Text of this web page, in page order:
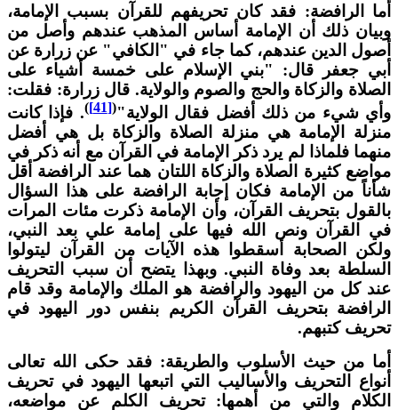
الرافضة: فقد كان تحريفهم للقرآن بسبب الإمامة،
ذلك أن الإمامة أساس المذهب عندهم وأصل من
الدين عندهم، كما جاء في "الكافي" عن زرارة عن
جعفر قال: "بني الإسلام على خمسة أشياء على
والزكاة والحج والصوم والولاية. قال زرارة: فقلت:
شيء من ذلك أفضل فقال الولاية"(
[41]
). فإذا كانت
الإمامة هي منزلة الصلاة والزكاة بل هي أفضل
فلماذا لم يرد ذكر الإمامة في القرآن مع أنه ذكر في
كثيرة الصلاة والزكاة اللتان هما عند الرافضة أقل
من الإمامة فكان إجابة الرافضة على هذا السؤال
بتحريف القرآن، وأن الإمامة ذكرت مئات المرات
القرآن ونص الله فيها على إمامة علي بعد النبي،
الصحابة أسقطوا هذه الآيات من القرآن ليتولوا
بعد وفاة النبي. وبهذا يتضح أن سبب التحريف
كل من اليهود والرافضة هو الملك والإمامة وقد قام
بتحريف القرآن الكريم بنفس دور اليهود في
كتبهم.
من حيث الأسلوب والطريقة: فقد حكى الله تعالى
التحريف والأساليب التي اتبعها اليهود في تحريف
والتي من أهمها: تحريف الكلم عن مواضعه،